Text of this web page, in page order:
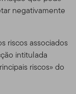
negativamente
riscos associados
intitulada
riscos» do